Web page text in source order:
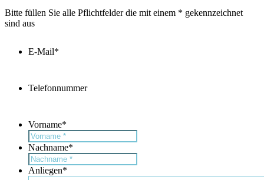
Bitte füllen Sie alle Pflichtfelder die mit einem * gekennzeichnet
sind aus
E-Mail*
Telefonnummer
Vorname*
Nachname*
Anliegen*